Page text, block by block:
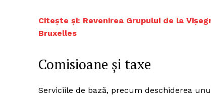
Citește și: Revenirea Grupului de la
Bruxelles
Comisioane și taxe
Serviciile de bază, precum deschiderea